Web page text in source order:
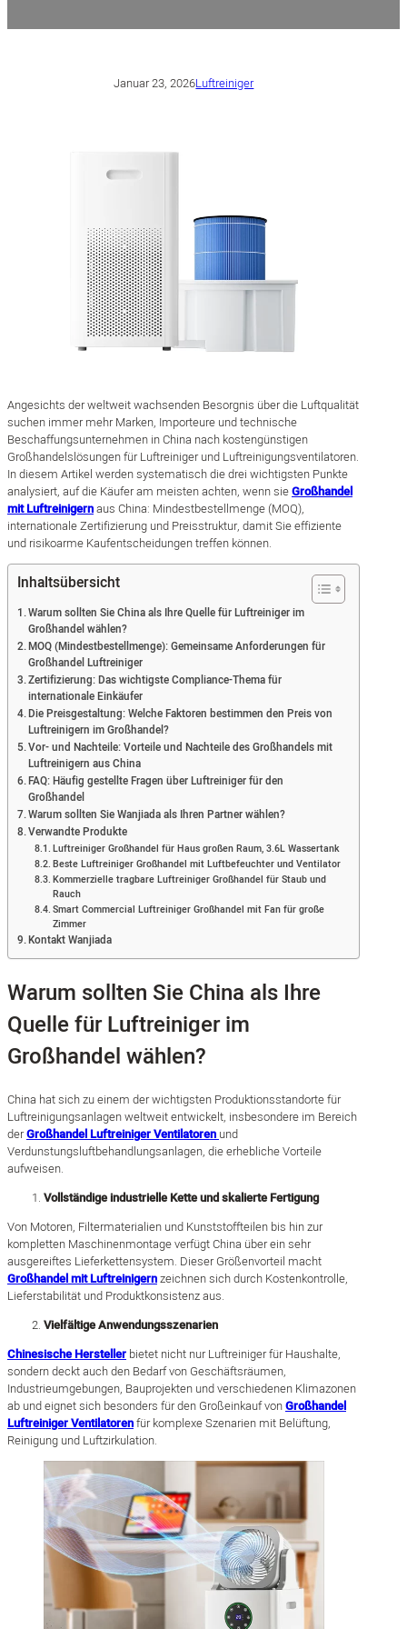
Januar 23, 2026Luftreiniger
Angesichts der weltweit wachsenden Besorgnis über die Luftqualität
suchen immer mehr Marken, Importeure und technische
Beschaffungsunternehmen in China nach kostengünstigen
Großhandelslösungen für Luftreiniger und Luftreinigungsventilatoren.
In diesem Artikel werden systematisch die drei wichtigsten Punkte
analysiert, auf die Käufer am meisten achten, wenn sieGroßhandel
mit Luftreinigernaus China: Mindestbestellmenge (MOQ),
internationale Zertifizierung und Preisstruktur, damit Sie effiziente
und risikoarme Kaufentscheidungen treffen können.
Inhaltsübersicht
Warum sollten Sie China als Ihre Quelle für Luftreiniger im
Großhandel wählen?
MOQ (Mindestbestellmenge): Gemeinsame Anforderungen für
Großhandel Luftreiniger
Zertifizierung: Das wichtigste Compliance-Thema für
internationale Einkäufer
Die Preisgestaltung: Welche Faktoren bestimmen den Preis von
Luftreinigern im Großhandel?
Vor- und Nachteile: Vorteile und Nachteile des Großhandels mit
Luftreinigern aus China
FAQ: Häufig gestellte Fragen über Luftreiniger für den
Großhandel
Warum sollten Sie Wanjiada als Ihren Partner wählen?
Verwandte Produkte
Luftreiniger Großhandel für Haus großen Raum, 3.6L Wassertank
Beste Luftreiniger Großhandel mit Luftbefeuchter und Ventilator
Kommerzielle tragbare Luftreiniger Großhandel für Staub und
Rauch
Smart Commercial Luftreiniger Großhandel mit Fan für große
Zimmer
Kontakt Wanjiada
Warum sollten Sie China als Ihre
Quelle für Luftreiniger im
Großhandel wählen?
China hat sich zu einem der wichtigsten Produktionsstandorte für
Luftreinigungsanlagen weltweit entwickelt, insbesondere im Bereich
derGroßhandel Luftreiniger Ventilatoren und
Verdunstungsluftbehandlungsanlagen, die erhebliche Vorteile
aufweisen.
Vollständige industrielle Kette und skalierte Fertigung
Von Motoren, Filtermaterialien und Kunststoffteilen bis hin zur
kompletten Maschinenmontage verfügt China über ein sehr
ausgereiftes Lieferkettensystem. Dieser Größenvorteil macht
Großhandel mit Luftreinigernzeichnen sich durch Kostenkontrolle,
Lieferstabilität und Produktkonsistenz aus.
Vielfältige Anwendungsszenarien
Chinesische Hersteller bietet nicht nur Luftreiniger für Haushalte,
sondern deckt auch den Bedarf von Geschäftsräumen,
Industrieumgebungen, Bauprojekten und verschiedenen Klimazonen
ab und eignet sich besonders für den Großeinkauf vonGroßhandel
Luftreiniger Ventilatorenfür komplexe Szenarien mit Belüftung,
Reinigung und Luftzirkulation.